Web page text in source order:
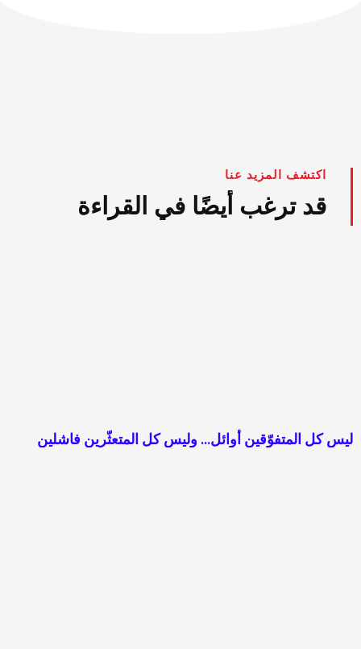
اكتشف المزيد عنا
قد ترغب أيضًا في القراءة
ليس كل المتفوّقين أوائل… وليس كل المتعثّرين فاشلين